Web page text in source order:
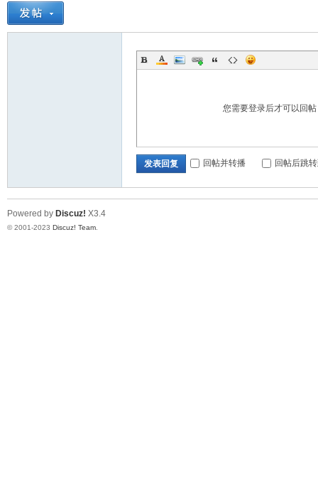
您需要登录后才可以回帖
发表回复 回帖并转播 回帖后跳
Powered by Discuz! X3.4
© 2001-2023 Discuz! Team